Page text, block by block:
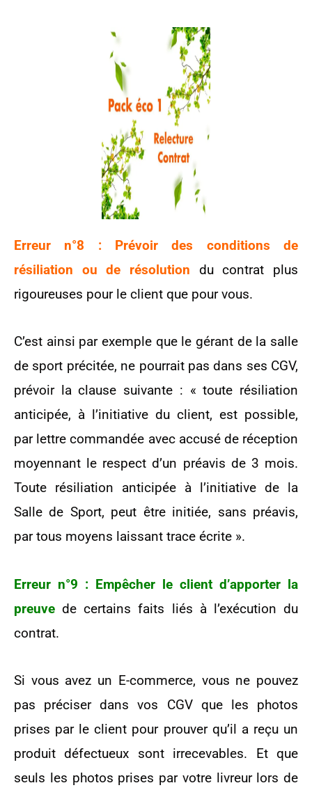
Erreur n°8 : Prévoir des conditions de
résiliation ou de résolution du contrat plus
rigoureuses pour le client que pour vous.
C’est ainsi par exemple que le gérant de la salle
de sport précitée, ne pourrait pas dans ses CGV,
prévoir la clause suivante : « toute résiliation
anticipée, à l’initiative du client, est possible,
par lettre commandée avec accusé de réception
moyennant le respect d’un préavis de 3 mois.
Toute résiliation anticipée à l’initiative de la
Salle de Sport, peut être initiée, sans préavis,
par tous moyens laissant trace écrite ».
Erreur n°9 : Empêcher le client d’apporter la
preuve de certains faits liés à l’exécution du
contrat.
Si vous avez un E-commerce, vous ne pouvez
pas préciser dans vos CGV que les photos
prises par le client pour prouver qu’il a reçu un
produit défectueux sont irrecevables. Et que
seuls les photos prises par votre livreur lors de